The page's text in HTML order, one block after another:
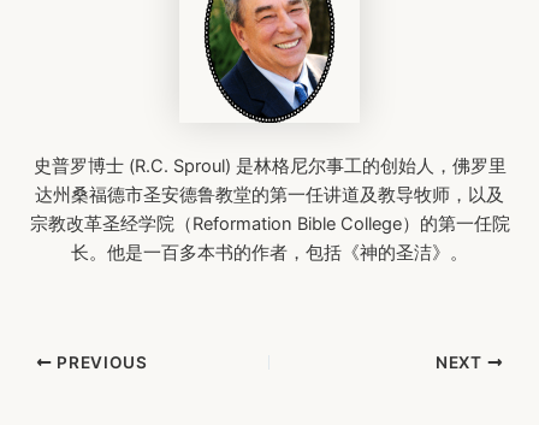
史普罗博士 (R.C. Sproul) 是林格尼尔事工的创始人，佛罗里
达州桑福德市圣安德鲁教堂的第一任讲道及教导牧师，以及
宗教改革圣经学院（Reformation Bible College）的第一任院
长。他是一百多本书的作者，包括《神的圣洁》。
Post
PREVIOUS NEXT